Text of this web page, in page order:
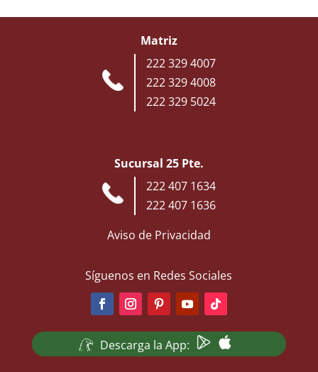
Matriz
222 329 4007
222 329 4008
222 329 5024
Sucursal 25 Pte.
222 407 1634
222 407 1636
Aviso de Privacidad
Síguenos en Redes Sociales
Descarga la App: